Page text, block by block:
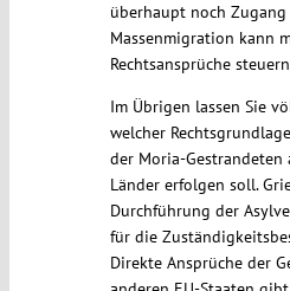
überhaupt noch
Massenmigration kann
Rechtsansprüche
Im Übrigen lassen Sie
welcher
der Moria-Gestrandeten
Länder erfolgen soll.
Durchführung der
für die
Direkte Ansprüche der